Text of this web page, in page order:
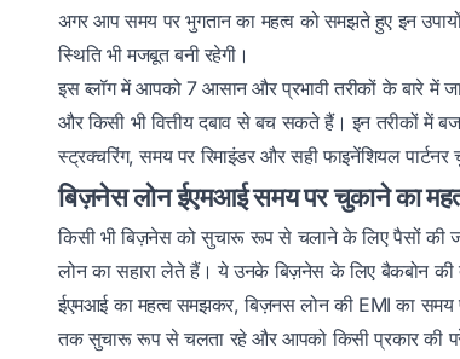
अगर आप समय पर भुगतान का महत्व को समझते हुए इन
स्थिति भी मजबूत बनी रहेगी।
इस ब्लॉग में आपको 7 आसान और प्रभावी तरीकों के बारे
और किसी भी वित्तीय दबाव से बच सकते हैं। इन तरीकों में
स्ट्रक्चरिंग, समय पर रिमाइंडर और सही फाइनेंशियल
बिज़नेस लोन ईएमआई समय पर चुकाने
किसी भी बिज़नेस को सुचारू रूप से चलाने के लिए पैसों की
लोन का सहारा लेते हैं। ये उनके बिज़नेस के लिए बैकबोन
ईएमआई का महत्व समझकर, बिज़नस लोन की EMI का
तक सुचारू रूप से चलता रहे और आपको किसी प्रकार की